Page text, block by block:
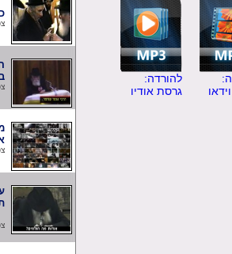
להורדה:
גרסת אודיו
כל
צפיות:
צפיות:
צפיות:
על
צפיות: